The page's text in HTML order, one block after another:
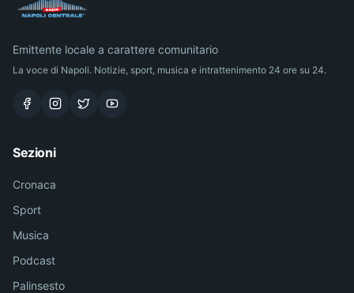
Emittente locale a carattere comunitario
La voce di Napoli. Notizie, sport, musica e intrattenimento 24 ore su 24.
Sezioni
Cronaca
Sport
Musica
Podcast
Palinsesto